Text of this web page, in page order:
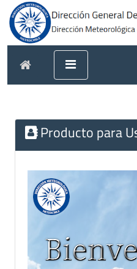
Producto para